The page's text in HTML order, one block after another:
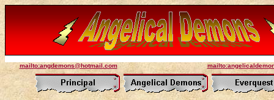
mailto:angdemons@hotmail.com